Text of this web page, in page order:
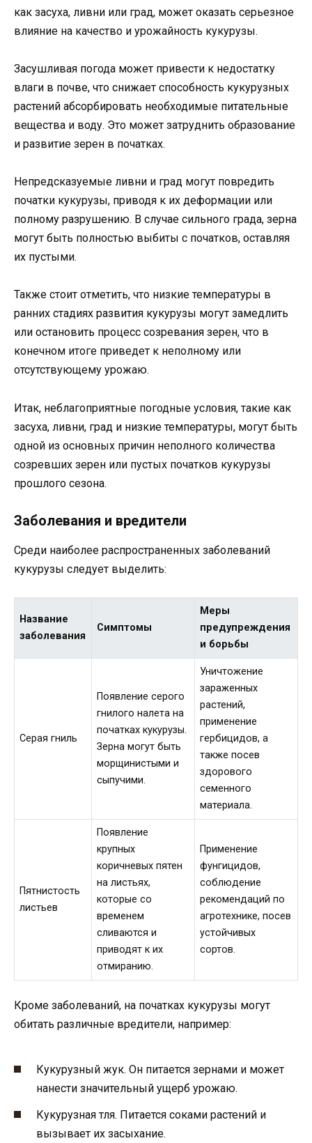
как засуха, ливни или град, может оказать серьезное
влияние на качество и урожайность кукурузы.
Засушливая погода может привести к недостатку
влаги в почве, что снижает способность кукурузных
растений абсорбировать необходимые питательные
вещества и воду. Это может затруднить образование
и развитие зерен в початках.
Непредсказуемые ливни и град могут повредить
початки кукурузы, приводя к их деформации или
полному разрушению. В случае сильного града, зерна
могут быть полностью выбиты с початков, оставляя
их пустыми.
Также стоит отметить, что низкие температуры в
ранних стадиях развития кукурузы могут замедлить
или остановить процесс созревания зерен, что в
конечном итоге приведет к неполному или
отсутствующему урожаю.
Итак, неблагоприятные погодные условия, такие как
засуха, ливни, град и низкие температуры, могут быть
одной из основных причин неполного количества
созревших зерен или пустых початков кукурузы
прошлого сезона.
Заболевания и вредители
Среди наиболее распространенных заболеваний
кукурузы следует выделить:
Название
заболевания
Симптомы
Меры
предупреждения
и борьбы
Серая гниль
Появление серого
гнилого налета на
початках кукурузы.
Зерна могут быть
морщинистыми и
сыпучими.
Уничтожение
зараженных
растений,
применение
гербицидов, а
также посев
здорового
семенного
материала.
Пятнистость
листьев
Появление
крупных
коричневых пятен
на листьях,
которые со
временем
сливаются и
приводят к их
отмиранию.
Применение
фунгицидов,
соблюдение
рекомендаций по
агротехнике, посев
устойчивых
сортов.
Кроме заболеваний, на початках кукурузы могут
обитать различные вредители, например:
Кукурузный жук. Он питается зернами и может
нанести значительный ущерб урожаю.
Кукурузная тля. Питается соками растений и
вызывает их засыхание.